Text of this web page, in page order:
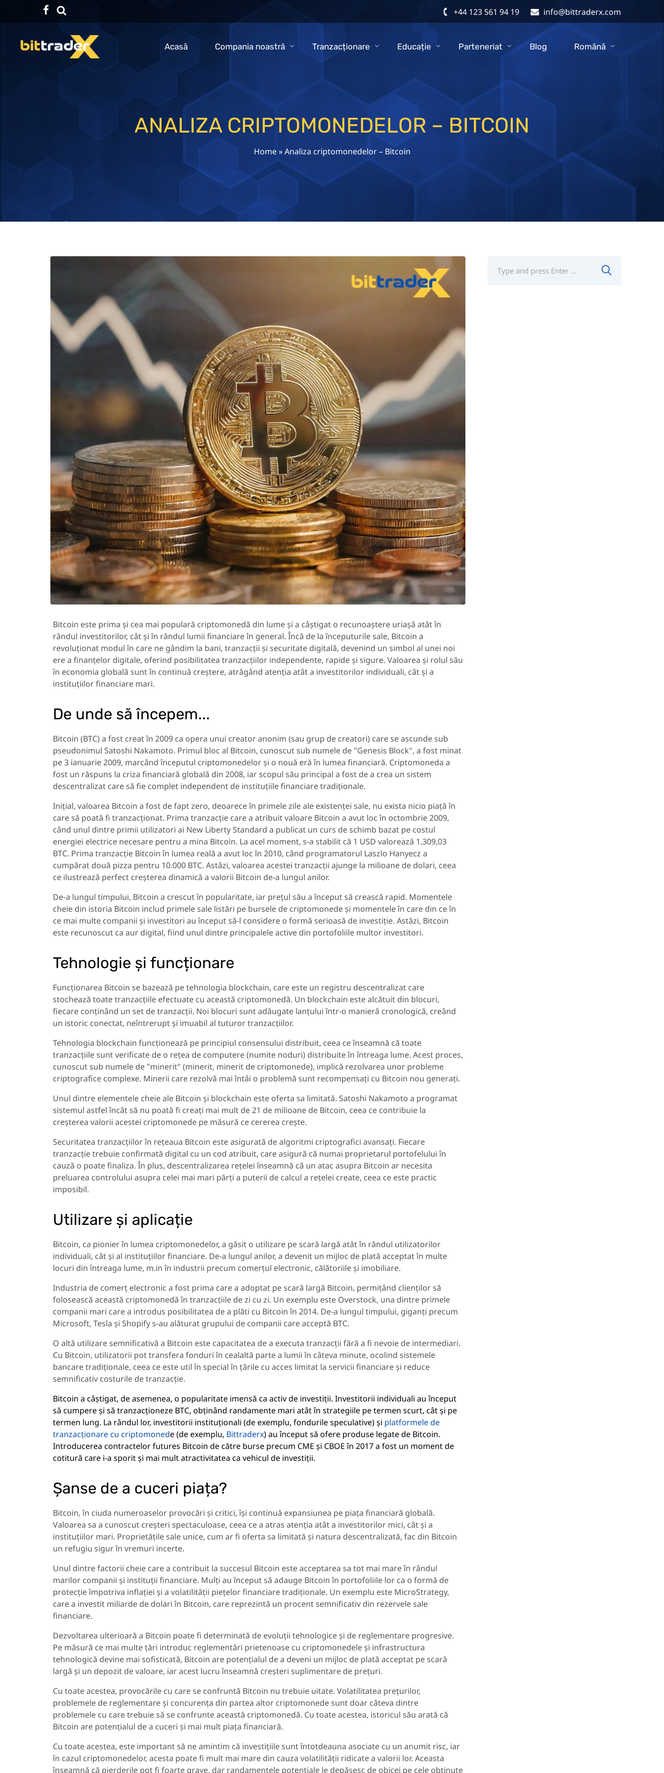
Facebook
TikTok +44 123 561 94 19 info@bittraderx.com
Acasă Compania noastră Tranzacționare Educație Parteneriat Blog Română
ANALIZA CRIPTOMONEDELOR – BITCOIN
Home»Analiza criptomonedelor – Bitcoin
Bitcoin este prima și cea mai populară criptomonedă din lume și a câștigat o recunoaștere uriașă atât în
rândul investitorilor, cât și în rândul lumii financiare în general. Încă de la începuturile sale, Bitcoin a
revoluționat modul în care ne gândim la bani, tranzacții și securitate digitală, devenind un simbol al unei noi
ere a finanțelor digitale, oferind posibilitatea tranzacțiilor independente, rapide și sigure. Valoarea și rolul său
în economia globală sunt în continuă creștere, atrăgând atenția atât a investitorilor individuali, cât și a
instituțiilor financiare mari.
De unde să începem...
Bitcoin (BTC) a fost creat în 2009 ca opera unui creator anonim (sau grup de creatori) care se ascunde sub
pseudonimul Satoshi Nakamoto. Primul bloc al Bitcoin, cunoscut sub numele de "Genesis Block", a fost minat
pe 3 ianuarie 2009, marcând începutul criptomonedelor și o nouă eră în lumea financiară. Criptomoneda a
fost un răspuns la criza financiară globală din 2008, iar scopul său principal a fost de a crea un sistem
descentralizat care să fie complet independent de instituțiile financiare tradiționale.
Inițial, valoarea Bitcoin a fost de fapt zero, deoarece în primele zile ale existenței sale, nu exista nicio piață în
care să poată fi tranzacționat. Prima tranzacție care a atribuit valoare Bitcoin a avut loc în octombrie 2009,
când unul dintre primii utilizatori ai New Liberty Standard a publicat un curs de schimb bazat pe costul
energiei electrice necesare pentru a mina Bitcoin. La acel moment, s-a stabilit că 1 USD valorează 1.309,03
BTC. Prima tranzacție Bitcoin în lumea reală a avut loc în 2010, când programatorul Laszlo Hanyecz a
cumpărat două pizza pentru 10.000 BTC. Astăzi, valoarea acestei tranzacții ajunge la milioane de dolari, ceea
ce ilustrează perfect creșterea dinamică a valorii Bitcoin de-a lungul anilor.
De-a lungul timpului, Bitcoin a crescut în popularitate, iar prețul său a început să crească rapid. Momentele
cheie din istoria Bitcoin includ primele sale listări pe bursele de criptomonede și momentele în care din ce în
ce mai multe companii și investitori au început să-l considere o formă serioasă de investiție. Astăzi, Bitcoin
este recunoscut ca aur digital, fiind unul dintre principalele active din portofoliile multor investitori.
Tehnologie și funcționare
Funcționarea Bitcoin se bazează pe tehnologia blockchain, care este un registru descentralizat care
stochează toate tranzacțiile efectuate cu această criptomonedă. Un blockchain este alcătuit din blocuri,
fiecare conținând un set de tranzacții. Noi blocuri sunt adăugate lanțului într-o manieră cronologică, creând
un istoric conectat, neîntrerupt și imuabil al tuturor tranzacțiilor.
Tehnologia blockchain funcționează pe principiul consensului distribuit, ceea ce înseamnă că toate
tranzacțiile sunt verificate de o rețea de computere (numite noduri) distribuite în întreaga lume. Acest proces,
cunoscut sub numele de "minerit" (minerit, minerit de criptomonede), implică rezolvarea unor probleme
criptografice complexe. Minerii care rezolvă mai întâi o problemă sunt recompensați cu Bitcoin nou generați.
Unul dintre elementele cheie ale Bitcoin și blockchain este oferta sa limitată. Satoshi Nakamoto a programat
sistemul astfel încât să nu poată fi creați mai mult de 21 de milioane de Bitcoin, ceea ce contribuie la
creșterea valorii acestei criptomonede pe măsură ce cererea crește.
Securitatea tranzacțiilor în rețeaua Bitcoin este asigurată de algoritmi criptografici avansați. Fiecare
tranzacție trebuie confirmată digital cu un cod atribuit, care asigură că numai proprietarul portofelului în
cauză o poate finaliza. În plus, descentralizarea rețelei înseamnă că un atac asupra Bitcoin ar necesita
preluarea controlului asupra celei mai mari părți a puterii de calcul a rețelei create, ceea ce este practic
imposibil.
Utilizare și aplicație
Bitcoin, ca pionier în lumea criptomonedelor, a găsit o utilizare pe scară largă atât în rândul utilizatorilor
individuali, cât și al instituțiilor financiare. De-a lungul anilor, a devenit un mijloc de plată acceptat în multe
locuri din întreaga lume, m.in în industrii precum comerțul electronic, călătoriile și imobiliare.
Industria de comerț electronic a fost prima care a adoptat pe scară largă Bitcoin, permițând clienților să
folosească această criptomonedă în tranzacțiile de zi cu zi. Un exemplu este Overstock, una dintre primele
companii mari care a introdus posibilitatea de a plăti cu Bitcoin în 2014. De-a lungul timpului, giganți precum
Microsoft, Tesla și Shopify s-au alăturat grupului de companii care acceptă BTC.
O altă utilizare semnificativă a Bitcoin este capacitatea de a executa tranzacții fără a fi nevoie de intermediari.
Cu Bitcoin, utilizatorii pot transfera fonduri în cealaltă parte a lumii în câteva minute, ocolind sistemele
bancare tradiționale, ceea ce este util în special în țările cu acces limitat la servicii financiare și reduce
semnificativ costurile de tranzacție.
Bitcoin a câștigat, de asemenea, o popularitate imensă ca activ de investiții. Investitorii individuali au început
să cumpere și să tranzacționeze BTC, obținând randamente mari atât în strategiile pe termen scurt, cât și pe
termen lung. La rândul lor, investitorii instituționali (de exemplu, fondurile speculative) și platformele de
tranzacționare cu criptomonede (de exemplu, Bittraderx) au început să ofere produse legate de Bitcoin.
Introducerea contractelor futures Bitcoin de către burse precum CME și CBOE în 2017 a fost un moment de
cotitură care i-a sporit și mai mult atractivitatea ca vehicul de investiții.
Șanse de a cuceri piața?
Bitcoin, în ciuda numeroaselor provocări și critici, își continuă expansiunea pe piața financiară globală.
Valoarea sa a cunoscut creșteri spectaculoase, ceea ce a atras atenția atât a investitorilor mici, cât și a
instituțiilor mari. Proprietățile sale unice, cum ar fi oferta sa limitată și natura descentralizată, fac din Bitcoin
un refugiu sigur în vremuri incerte.
Unul dintre factorii cheie care a contribuit la succesul Bitcoin este acceptarea sa tot mai mare în rândul
marilor companii și instituții financiare. Mulți au început să adauge Bitcoin în portofoliile lor ca o formă de
protecție împotriva inflației și a volatilității piețelor financiare tradiționale. Un exemplu este MicroStrategy,
care a investit miliarde de dolari în Bitcoin, care reprezintă un procent semnificativ din rezervele sale
financiare.
Dezvoltarea ulterioară a Bitcoin poate fi determinată de evoluții tehnologice și de reglementare progresive.
Pe măsură ce mai multe țări introduc reglementări prietenoase cu criptomonedele și infrastructura
tehnologică devine mai sofisticată, Bitcoin are potențialul de a deveni un mijloc de plată acceptat pe scară
largă și un depozit de valoare, iar acest lucru înseamnă creșteri suplimentare de prețuri.
Cu toate acestea, provocările cu care se confruntă Bitcoin nu trebuie uitate. Volatilitatea prețurilor,
problemele de reglementare și concurența din partea altor criptomonede sunt doar câteva dintre
problemele cu care trebuie să se confrunte această criptomonedă. Cu toate acestea, istoricul său arată că
Bitcoin are potențialul de a cuceri și mai mult piața financiară.
Cu toate acestea, este important să ne amintim că investițiile sunt întotdeauna asociate cu un anumit risc, iar
în cazul criptomonedelor, acesta poate fi mult mai mare din cauza volatilității ridicate a valorii lor. Aceasta
înseamnă că pierderile pot fi foarte grave, dar randamentele potențiale le depășesc de obicei pe cele obținute